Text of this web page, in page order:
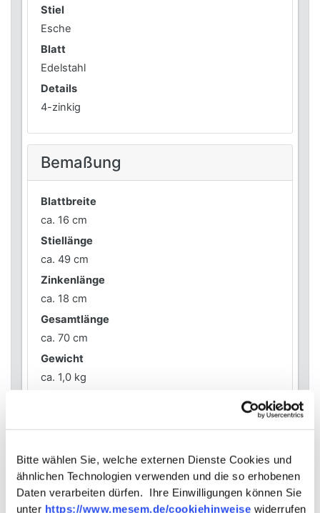
Bitte wählen Sie, welche externen Dienste Cookies und
ähnlichen Technologien verwenden und die so erhobenen
Daten verarbeiten dürfen. Ihre Einwilligungen können Sie
unter https://www.mesem.de/cookiehinweise widerrufen
Stiel
Esche
Blatt
Edelstahl
Details
4-zinkig
Bemaßung
Blattbreite
ca. 16 cm
Stiellänge
ca. 49 cm
Zinkenlänge
ca. 18 cm
Gesamtlänge
ca. 70 cm
Gewicht
ca. 1,0 kg
Wichtige Info-Links
Links
Sneeboer Gerätestiel - Details zum
Austausch